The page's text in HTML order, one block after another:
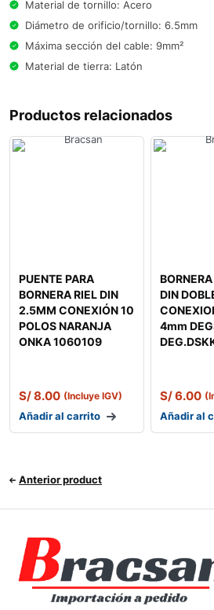
Material de tornillo: Acero
Diámetro de orificio/tornillo: 6.5mm
Máxima sección del cable: 9mm²
Material de tierra: Latón
Productos relacionados
PUENTE PARA
BORNERA RIEL DIN
2.5MM CONEXIÓN 10
POLOS NARANJA
ONKA 1060109
S/8.00 (Incluye IGV)
Añadir al carrito
DIN
4mm
S/6.00
Añadir al
Anterior product